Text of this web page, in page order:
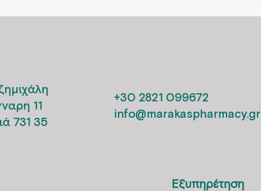
11
731 35
+30 2821 099672
info@marakaspharmacy.gr
Εξυπηρέτηση